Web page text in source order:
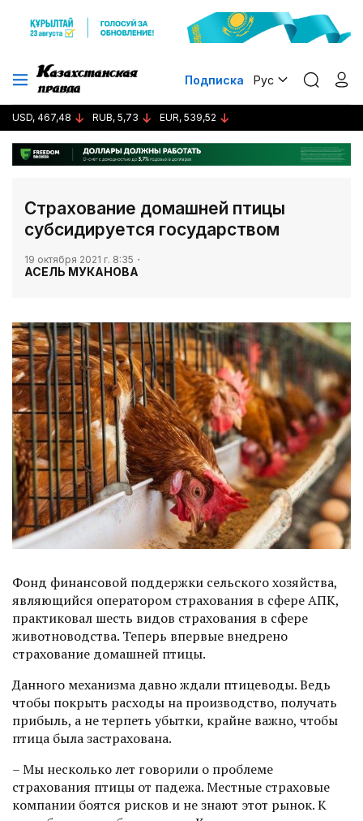
Подписка Рус
USD, 467,48 RUB, 5,73 EUR, 539,52
Страхование домашней птицы
субсидируется государством
19 октября 2021 г. 8:35
АСЕЛЬ МУКАНОВА
Фонд финансовой поддержки сельского хозяйства,
являющийся оператором страхования в сфере АПК,
практиковал шесть видов страхования в сфере
животноводства. Теперь впервые внедрено
страхование домашней птицы.
Данного механизма давно ждали птицеводы. Ведь
чтобы покрыть расходы на производство, получать
прибыль, а не терпеть убытки, крайне важно, чтобы
птица была застрахована.
– Мы несколько лет говорили о проблеме
страхования птицы от падежа. Местные страховые
компании боятся рисков и не знают этот рынок. К